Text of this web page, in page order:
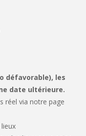
défavorable), les
date ultérieure.
réel via notre page